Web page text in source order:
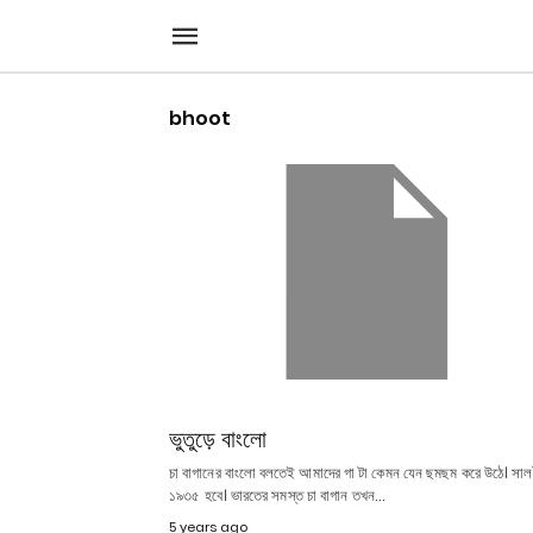
bhoot
ভুতুড়ে বাংলো
চা বাগানের বাংলো বলতেই আমাদের গা টা কেমন যেন ছমছম করে উঠে।
১৯৩৫ হবে। ভারতের সমস্ত চা বাগান তখন…
5 years ago